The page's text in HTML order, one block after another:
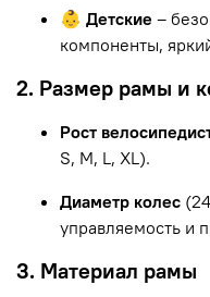
👶 Детские –
компоненты,
2. Размер рамы и
Рост
S, M, L, XL).
Диаметр колес
управляемость и
3. Материал рамы